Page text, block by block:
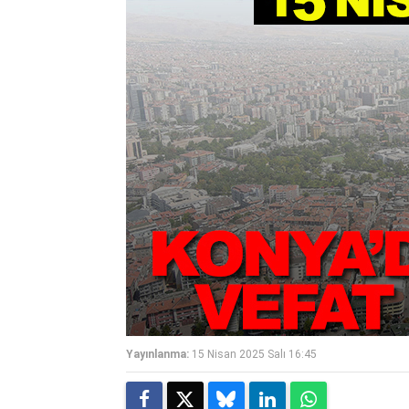
Yayınlanma: 15 Nisan 2025 Salı 16:45